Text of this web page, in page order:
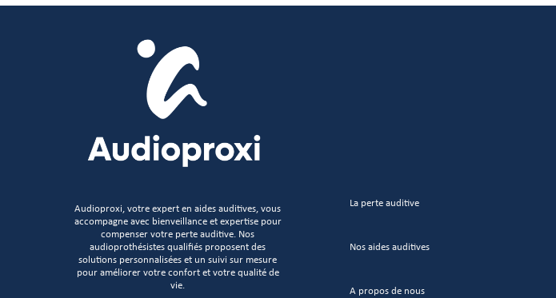
Audioproxi, votre expert en aides auditives, vous
accompagne avec bienveillance et expertise pour
compenser votre perte auditive. Nos
audioprothésistes qualifiés proposent des
solutions personnalisées et un suivi sur mesure
pour améliorer votre confort et votre qualité de
vie.
La perte auditive
Nos aides auditives
A propos de nous